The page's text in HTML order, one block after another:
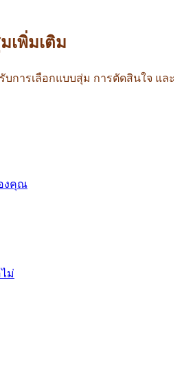
เพิ่มเติม
การเลือกแบบสุ่ม การตัดสินใจ และ
งคุณ
ม่